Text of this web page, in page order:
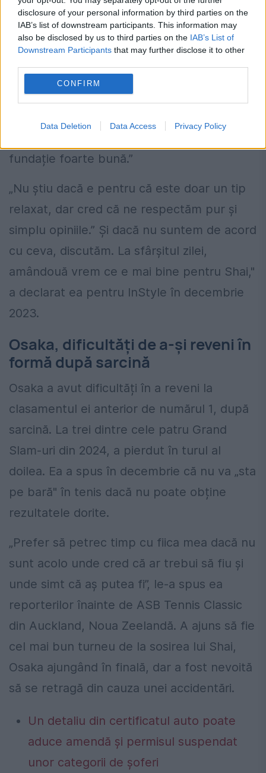
disclosure of your personal information by third parties on the
IAB’s list of downstream participants. This information may
also be disclosed by us to third parties on the IAB’s List of
Downstream Participants that may further disclose it to other
CONFIRM
Data Deletion Data Access Privacy Policy
Sursa foto: dreamstime.com
Două luni mai târziu, Osaka l-a lăudat pe
fundație foarte bună.”
„Nu știu dacă e pentru că este doar un tip
relaxat, dar cred că ne respectăm pur și
simplu opiniile.” Și dacă nu suntem de acord
cu ceva, discutăm. La sfârșitul zilei,
amândouă vrem ce e mai bine pentru Shai,"
a declarat ea pentru InStyle în decembrie
2023.
Osaka, dificultăți de a-și reveni în
formă după sarcină
Osaka a avut dificultăți în a reveni la
clasamentul ei anterior de numărul 1, după
sarcină. La trei dintre cele patru Grand
Slam-uri din 2024, a pierdut în turul al
doilea. Ea a spus în decembrie că nu va „sta
pe bară" în tenis dacă nu poate obține
rezultatele dorite.
„Prefer să petrec timp cu fiica mea dacă nu
sunt acolo unde cred că ar trebui să fiu și
unde simt că aș putea fi”, le-a spus ea
reporterilor înainte de ASB Tennis Classic
din Auckland, Noua Zeelandă. A ajuns să fie
cel mai bun turneu de la sosirea lui Shai,
Osaka ajungând în finală, dar a fost nevoită
să se retragă din cauza unei accidentări.
Un detaliu din certificatul auto poate
aduce amendă și permisul suspendat
unor categorii de șoferi